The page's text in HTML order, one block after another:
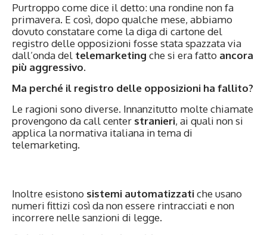
Purtroppo come dice il detto: una rondine non fa
primavera. E così, dopo qualche mese, abbiamo
dovuto constatare come la diga di cartone del
registro delle opposizioni fosse stata spazzata via
dall’onda del telemarketing che si era fatto ancora
più aggressivo.
Ma perché il registro delle opposizioni ha fallito?
Le ragioni sono diverse. Innanzitutto molte chiamate
provengono da call center stranieri, ai quali non si
applica la normativa italiana in tema di
telemarketing.
Inoltre esistono sistemi automatizzatiche usano
numeri fittizi così da non essere rintracciati e non
incorrere nelle sanzioni di legge.